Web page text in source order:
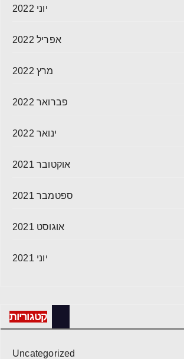
יוני 2022
אפריל 2022
מרץ 2022
פברואר 2022
ינואר 2022
אוקטובר 2021
ספטמבר 2021
אוגוסט 2021
יוני 2021
קטגוריות
Uncategorized